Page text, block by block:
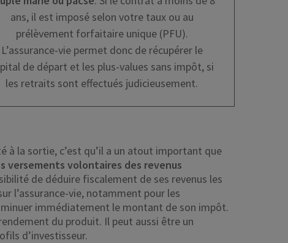
ans, il est imposé selon votre taux ou au
prélèvement forfaitaire unique (PFU).
L’assurance-vie permet donc de récupérer le
de départ et les plus-values sans impôt, si
les retraits sont effectués judicieusement.
à la sortie, c’est qu’il a un atout important que
versements volontaires des revenus
de déduire fiscalement de ses revenus les
l’assurance-vie, notamment pour les
immédiatement le montant de son impôt.
du produit. Il peut aussi être un
d’investisseur.